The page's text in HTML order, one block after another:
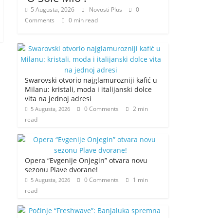
5 Augusta, 2026 Novosti Plus
0
Comments
0 min read
Swarovski otvorio najglamurozniji kafić u
Milanu: kristali, moda i italijanski dolce
vita na jednoj adresi
5 Augusta, 2026 0 Comments
2 min
read
Opera “Evgenije Onjegin” otvara novu
sezonu Plave dvorane!
5 Augusta, 2026 0 Comments
1 min
read